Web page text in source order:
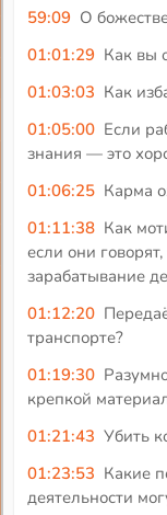
59:09 О
01:01:29 Как вы
01:03:03 Как
01:05:00 Если
знания — это
01:06:25 Карма
01:11:38 Как
если они
зарабатывание
01:12:20
транспорте?
01:19:30
крепкой
01:21:43 Убить
01:23:53 Какие
деятельности